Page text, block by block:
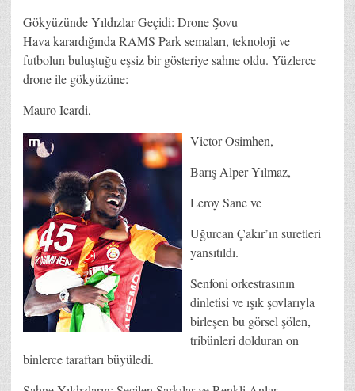
Gökyüzünde Yıldızlar Geçidi: Drone Şovu
Hava karardığında RAMS Park semaları, teknoloji ve
futbolun buluştuğu eşsiz bir gösteriye sahne oldu. Yüzlerce
drone ile gökyüzüne:
Mauro Icardi,
Victor Osimhen,
Barış Alper Yılmaz,
Leroy Sane ve
Uğurcan Çakır’ın suretleri
yansıtıldı.
Senfoni orkestrasının
dinletisi ve ışık şovlarıyla
birleşen bu görsel şölen,
tribünleri dolduran on
binlerce taraftarı büyüledi.